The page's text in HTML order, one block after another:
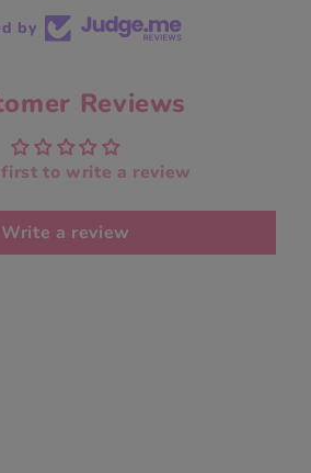
by
Reviews
to write a review
Write a review